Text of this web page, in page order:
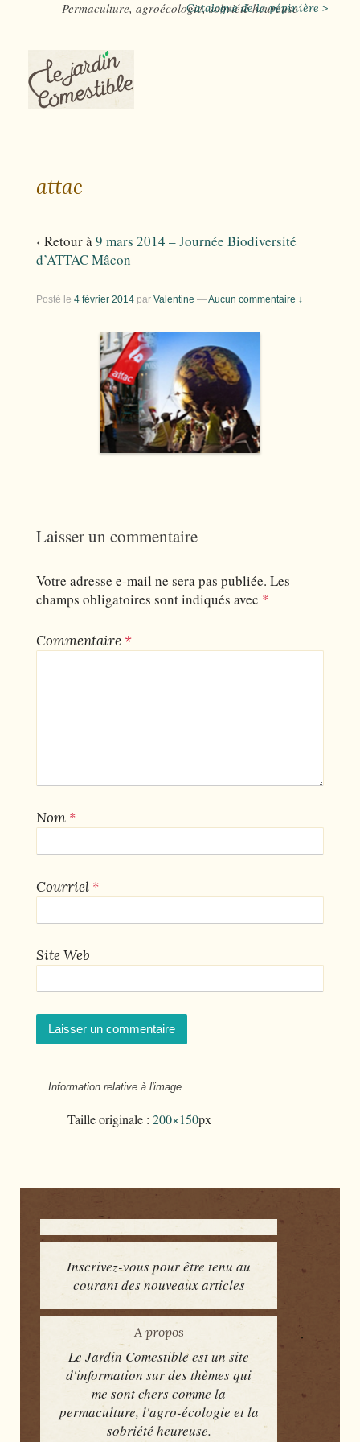
Permaculture, agroécologie, sobriété heureuse
Catalogue de la pépinière >
attac
‹ Retour à9 mars 2014 – Journée Biodiversité
d’ATTAC Mâcon
Posté le 4 février 2014 par Valentine —Aucun commentaire ↓
Laisser un commentaire
Votre adresse e-mail ne sera pas publiée. Les
champs obligatoires sont indiqués avec *
Commentaire *
Nom *
Courriel *
Site Web
Information relative à l'image
Taille originale : 200×150px
Inscrivez-vous pour être tenu au
courant des nouveaux articles
A propos
Le Jardin Comestible est un site
d'information sur des thèmes qui
me sont chers comme la
permaculture, l'agro-écologie et la
sobriété heureuse.